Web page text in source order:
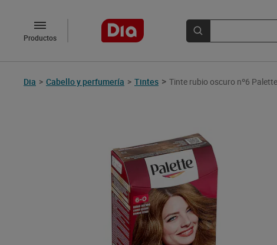
Productos
Dia > Cabello y perfumería > Tintes > Tinte rubio oscuro nº6